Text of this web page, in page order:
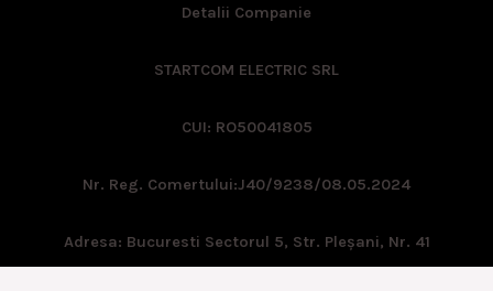
Detalii Companie
STARTCOM ELECTRIC SRL
CUI: RO50041805
Nr. Reg. Comertului:J40/9238/08.05.2024
Adresa: Bucuresti Sectorul 5, Str. Pleşani, Nr. 41